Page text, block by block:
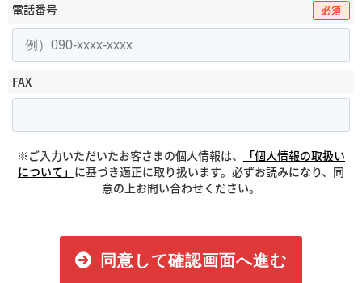
電話番号 必須
FAX
※ご入力いただいたお客さまの個人情報は、
「個人情報の取扱い
について」 に基づき適正に取り扱います。必ずお読みになり、同
意の上お問い合わせください。
同意して確認画面へ進む